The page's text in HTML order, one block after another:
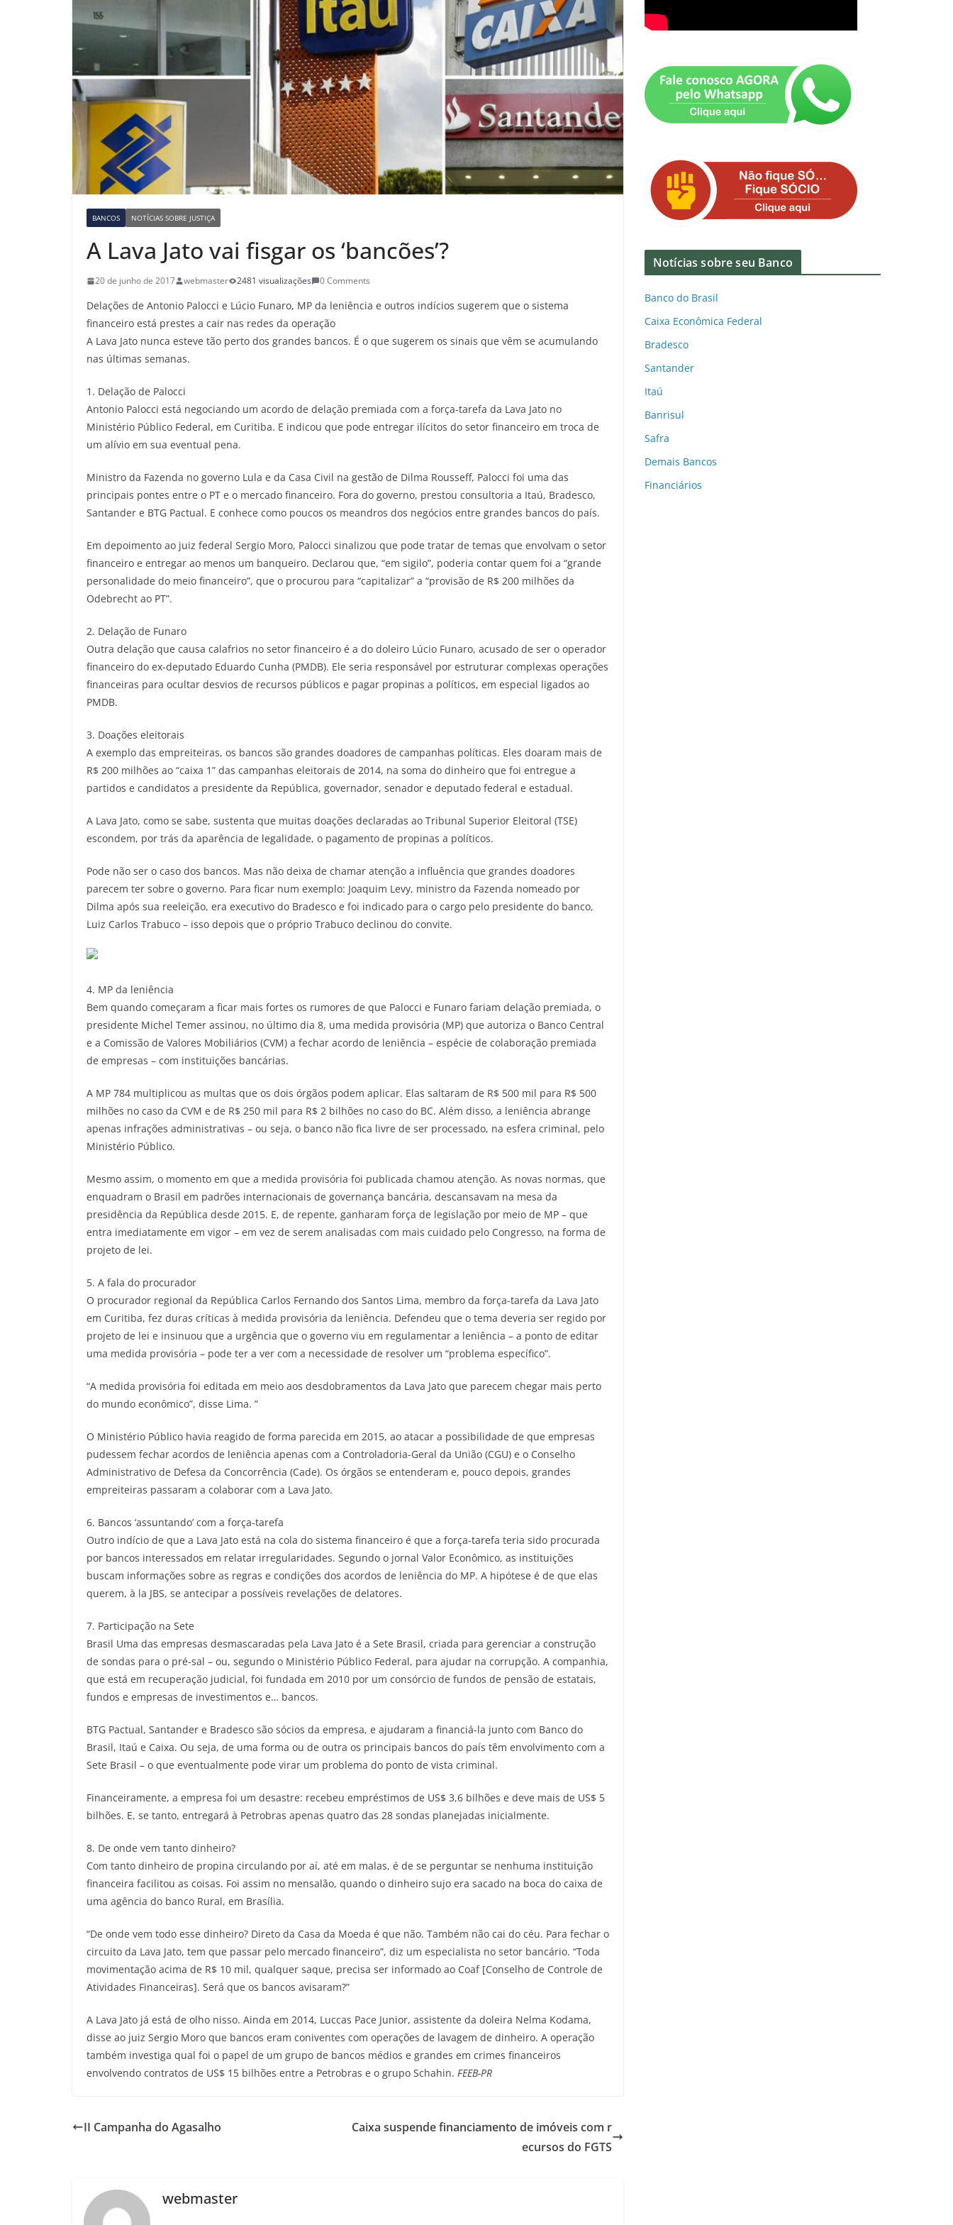
BANCOS NOTÍCIAS SOBRE JUSTIÇA
A Lava Jato vai fisgar os ‘bancões’?
20 de junho de 2017 webmaster 2481 visualizações 0 Comments
Delações de Antonio Palocci e Lúcio Funaro, MP da leniência e outros indícios sugerem que o sistema
financeiro está prestes a cair nas redes da operação
A Lava Jato nunca esteve tão perto dos grandes bancos. É o que sugerem os sinais que vêm se acumulando
nas últimas semanas.
1. Delação de Palocci
Antonio Palocci está negociando um acordo de delação premiada com a força-tarefa da Lava Jato no
Ministério Público Federal, em Curitiba. E indicou que pode entregar ilícitos do setor financeiro em troca de
um alívio em sua eventual pena.
Ministro da Fazenda no governo Lula e da Casa Civil na gestão de Dilma Rousseff, Palocci foi uma das
principais pontes entre o PT e o mercado financeiro. Fora do governo, prestou consultoria a Itaú, Bradesco,
Santander e BTG Pactual. E conhece como poucos os meandros dos negócios entre grandes bancos do país.
Em depoimento ao juiz federal Sergio Moro, Palocci sinalizou que pode tratar de temas que envolvam o setor
financeiro e entregar ao menos um banqueiro. Declarou que, “em sigilo”, poderia contar quem foi a “grande
personalidade do meio financeiro”, que o procurou para “capitalizar” a “provisão de R$ 200 milhões da
Odebrecht ao PT”.
2. Delação de Funaro
Outra delação que causa calafrios no setor financeiro é a do doleiro Lúcio Funaro, acusado de ser o operador
financeiro do ex-deputado Eduardo Cunha (PMDB). Ele seria responsável por estruturar complexas operações
financeiras para ocultar desvios de recursos públicos e pagar propinas a políticos, em especial ligados ao
PMDB.
3. Doações eleitorais
A exemplo das empreiteiras, os bancos são grandes doadores de campanhas políticas. Eles doaram mais de
R$ 200 milhões ao “caixa 1” das campanhas eleitorais de 2014, na soma do dinheiro que foi entregue a
partidos e candidatos a presidente da República, governador, senador e deputado federal e estadual.
A Lava Jato, como se sabe, sustenta que muitas doações declaradas ao Tribunal Superior Eleitoral (TSE)
escondem, por trás da aparência de legalidade, o pagamento de propinas a políticos.
Pode não ser o caso dos bancos. Mas não deixa de chamar atenção a influência que grandes doadores
parecem ter sobre o governo. Para ficar num exemplo: Joaquim Levy, ministro da Fazenda nomeado por
Dilma após sua reeleição, era executivo do Bradesco e foi indicado para o cargo pelo presidente do banco,
Luiz Carlos Trabuco – isso depois que o próprio Trabuco declinou do convite.
4. MP da leniência
Bem quando começaram a ficar mais fortes os rumores de que Palocci e Funaro fariam delação premiada, o
presidente Michel Temer assinou, no último dia 8, uma medida provisória (MP) que autoriza o Banco Central
e a Comissão de Valores Mobiliários (CVM) a fechar acordo de leniência – espécie de colaboração premiada
de empresas – com instituições bancárias.
A MP 784 multiplicou as multas que os dois órgãos podem aplicar. Elas saltaram de R$ 500 mil para R$ 500
milhões no caso da CVM e de R$ 250 mil para R$ 2 bilhões no caso do BC. Além disso, a leniência abrange
apenas infrações administrativas – ou seja, o banco não fica livre de ser processado, na esfera criminal, pelo
Ministério Público.
Mesmo assim, o momento em que a medida provisória foi publicada chamou atenção. As novas normas, que
enquadram o Brasil em padrões internacionais de governança bancária, descansavam na mesa da
presidência da República desde 2015. E, de repente, ganharam força de legislação por meio de MP – que
entra imediatamente em vigor – em vez de serem analisadas com mais cuidado pelo Congresso, na forma de
projeto de lei.
5. A fala do procurador
O procurador regional da República Carlos Fernando dos Santos Lima, membro da força-tarefa da Lava Jato
em Curitiba, fez duras críticas à medida provisória da leniência. Defendeu que o tema deveria ser regido por
projeto de lei e insinuou que a urgência que o governo viu em regulamentar a leniência – a ponto de editar
uma medida provisória – pode ter a ver com a necessidade de resolver um “problema específico”.
“A medida provisória foi editada em meio aos desdobramentos da Lava Jato que parecem chegar mais perto
do mundo econômico”, disse Lima. ”
O Ministério Público havia reagido de forma parecida em 2015, ao atacar a possibilidade de que empresas
pudessem fechar acordos de leniência apenas com a Controladoria-Geral da União (CGU) e o Conselho
Administrativo de Defesa da Concorrência (Cade). Os órgãos se entenderam e, pouco depois, grandes
empreiteiras passaram a colaborar com a Lava Jato.
6. Bancos ‘assuntando’ com a força-tarefa
Outro indício de que a Lava Jato está na cola do sistema financeiro é que a força-tarefa teria sido procurada
por bancos interessados em relatar irregularidades. Segundo o jornal Valor Econômico, as instituições
buscam informações sobre as regras e condições dos acordos de leniência do MP. A hipótese é de que elas
querem, à la JBS, se antecipar a possíveis revelações de delatores.
7. Participação na Sete
Brasil Uma das empresas desmascaradas pela Lava Jato é a Sete Brasil, criada para gerenciar a construção
de sondas para o pré-sal – ou, segundo o Ministério Público Federal, para ajudar na corrupção. A companhia,
que está em recuperação judicial, foi fundada em 2010 por um consórcio de fundos de pensão de estatais,
fundos e empresas de investimentos e… bancos.
BTG Pactual, Santander e Bradesco são sócios da empresa, e ajudaram a financiá-la junto com Banco do
Brasil, Itaú e Caixa. Ou seja, de uma forma ou de outra os principais bancos do país têm envolvimento com a
Sete Brasil – o que eventualmente pode virar um problema do ponto de vista criminal.
Financeiramente, a empresa foi um desastre: recebeu empréstimos de US$ 3,6 bilhões e deve mais de US$ 5
bilhões. E, se tanto, entregará à Petrobras apenas quatro das 28 sondas planejadas inicialmente.
8. De onde vem tanto dinheiro?
Com tanto dinheiro de propina circulando por aí, até em malas, é de se perguntar se nenhuma instituição
financeira facilitou as coisas. Foi assim no mensalão, quando o dinheiro sujo era sacado na boca do caixa de
uma agência do banco Rural, em Brasília.
“De onde vem todo esse dinheiro? Direto da Casa da Moeda é que não. Também não cai do céu. Para fechar o
circuito da Lava Jato, tem que passar pelo mercado financeiro”, diz um especialista no setor bancário. “Toda
movimentação acima de R$ 10 mil, qualquer saque, precisa ser informado ao Coaf [Conselho de Controle de
Atividades Financeiras]. Será que os bancos avisaram?”
A Lava Jato já está de olho nisso. Ainda em 2014, Luccas Pace Junior, assistente da doleira Nelma Kodama,
disse ao juiz Sergio Moro que bancos eram coniventes com operações de lavagem de dinheiro. A operação
também investiga qual foi o papel de um grupo de bancos médios e grandes em crimes financeiros
envolvendo contratos de US$ 15 bilhões entre a Petrobras e o grupo Schahin. FEEB-PR
II Campanha do Agasalho
Caixa suspende financiamento de imóveis com r
ecursos do FGTS
webmaster
Notícias sobre seu Banco
Banco do Brasil
Caixa Econômica Federal
Bradesco
Santander
Itaú
Banrisul
Safra
Demais Bancos
Financiários